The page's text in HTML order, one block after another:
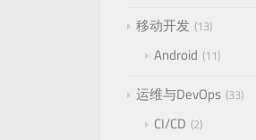
移动开发 13
Android 11
运维与DevOps 33
CI/CD 2